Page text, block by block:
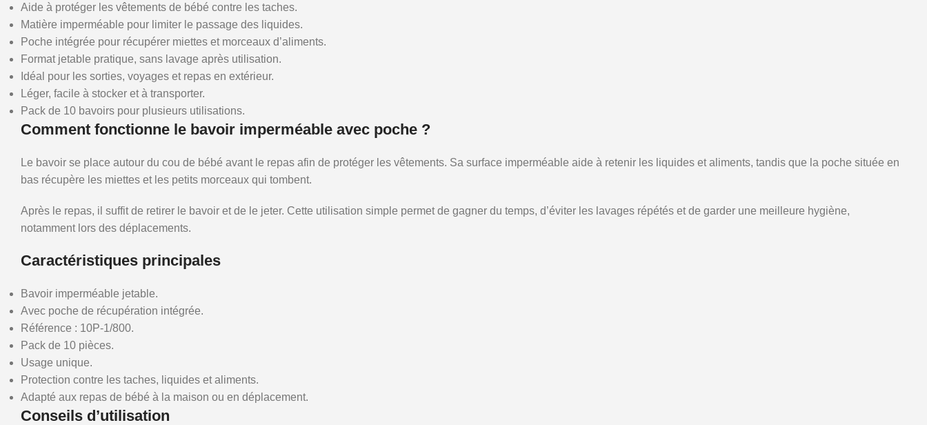
Aide à protéger les vêtements de bébé contre les taches.
Matière imperméable pour limiter le passage des liquides.
Poche intégrée pour récupérer miettes et morceaux d’aliments.
Format jetable pratique, sans lavage après utilisation.
Idéal pour les sorties, voyages et repas en extérieur.
Léger, facile à stocker et à transporter.
Pack de 10 bavoirs pour plusieurs utilisations.
Comment fonctionne le bavoir imperméable avec poche ?
Le bavoir se place autour du cou de bébé avant le repas afin de protéger les vêtements. Sa surface imperméable aide à retenir les liquides et aliments, tandis que la poche située en
bas récupère les miettes et les petits morceaux qui tombent.
Après le repas, il suffit de retirer le bavoir et de le jeter. Cette utilisation simple permet de gagner du temps, d’éviter les lavages répétés et de garder une meilleure hygiène,
notamment lors des déplacements.
Caractéristiques principales
Bavoir imperméable jetable.
Avec poche de récupération intégrée.
Référence : 10P-1/800.
Pack de 10 pièces.
Usage unique.
Protection contre les taches, liquides et aliments.
Adapté aux repas de bébé à la maison ou en déplacement.
Conseils d’utilisation